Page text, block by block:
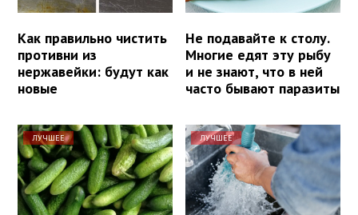
Как правильно чистить
противни из
нержавейки: будут как
новые
Не подавайте к столу.
Многие едят эту рыбу
и не знают, что в ней
часто бывают паразиты
ЛУЧШЕЕ ЛУЧШЕЕ